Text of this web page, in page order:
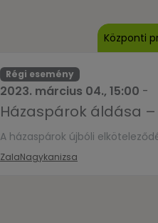
Központi
Régi esemény
2023. március 04., 15:00 -
Házaspárok áldása
A házaspárok újbóli
ZalaNagykanizsa